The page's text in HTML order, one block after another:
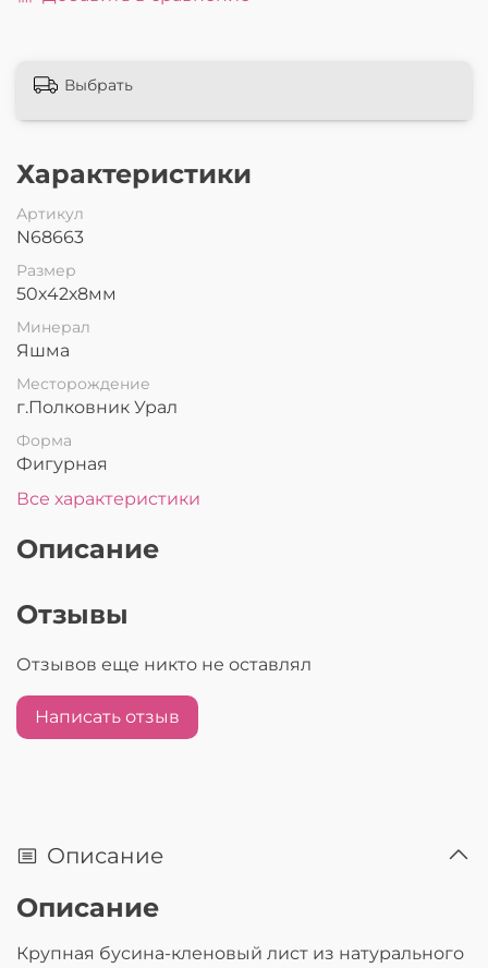
Выбрать
Характеристики
Артикул
N68663
Размер
50х42х8мм
Минерал
Яшма
Месторождение
г.Полковник Урал
Форма
Фигурная
Все характеристики
Описание
Отзывы
Отзывов еще никто не оставлял
Написать отзыв
Описание
Описание
Крупная бусина-кленовый лист из натурального